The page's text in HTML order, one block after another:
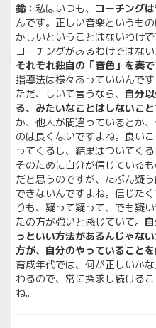
鈴： 私はいつも、 コーチング
んです。正しい音楽というも
かしいということはないわけ
コーチングがあるわけではな
それぞれ独自の「音色」を奏
指導法は様々あっていいんです
ただ、しいて言うなら、 自分
る、みたいなことはしないこと
か、他人が間違っているとか
のは良くないですよね。良い
ってくるし、結果はついてくる
そのために自分が信じている
だと思うのですが、たぶん疑
できないんですよね。信じた
りも、疑って疑って、でも疑
たの方が強いと感じていて。
っといい方法があるんじゃな
方が、自分のやっていること
育成年代では、何が正しいか
わるので、常に探求し続ける
ね。